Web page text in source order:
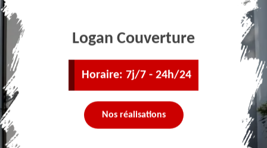
Logan Couverture
Horaire: 7j/7 - 24h/24
Nos réalisations